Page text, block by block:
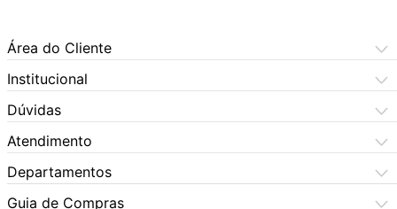
Área do Cliente
Meus Pedidos
Meus Dados
Institucional
Central de Atendimento
Dúvidas Frequentes
Formas de Pagamento
Política de Privacidade
Quem Somos
Dúvidas
Como Comprar
Dúvidas Frequentes
Política de Cookies
Atendimento
(11) 3060-6100
Segunda à sexta das 9h às 17:30h
Sábados das 9h às 17h
X5 Rua do Seminário
Departamentos
Automotivo
Guia de Compras